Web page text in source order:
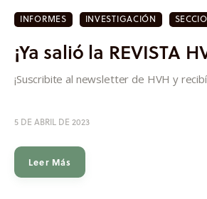
INFORMES INVESTIGACIÓN
¡Ya salió la REVISTA
¡Suscribite al newsletter de HVH y
5 DE ABRIL DE 2023
Leer Más